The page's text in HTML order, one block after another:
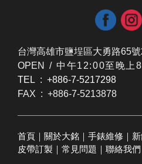
台灣高雄市鹽埕區大勇路65
OPEN / 中午12:00至晚上
TEL : +886-7-5217298
FAX : +886-7-5213878
首頁 ｜ 關於大銘 ｜ 手錶維修 ｜
皮帶訂製 ｜ 常見問題 ｜ 聯絡我們